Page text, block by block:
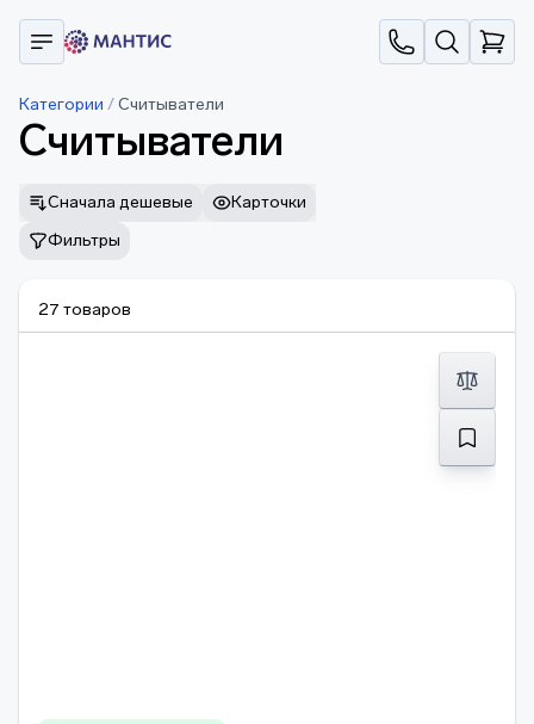
Категории /Считыватели
Считыватели
Сначала дешевые
Карточки
Фильтры
27 товаров